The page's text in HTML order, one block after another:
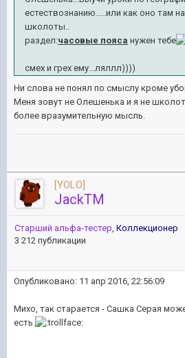
естествознанию.....или как оно там
школоты..
раздел:часовые пояса нужен тебе
смех и грех ему...ляллл))))
Ни слова не понял по смыслу кроме
Меня зовут не Олешенька и я не
более вразумительную мысль.
[YOLO]
JackTM
Старший альфа-тестер Коллекционер
3 212 публикации
Опубликовано: 11 апр 2016, 22:56:09
Михо, так старается - Сашка Серая
есть.